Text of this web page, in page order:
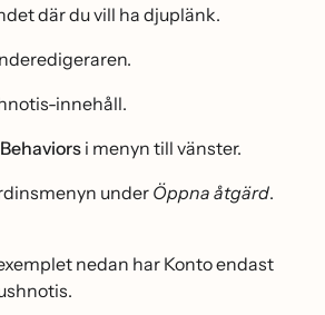
där du vill ha djuplänk.
innehåll.
Behaviors i menyn till vänster.
under Öppna åtgärd.
nedan har Konto endast